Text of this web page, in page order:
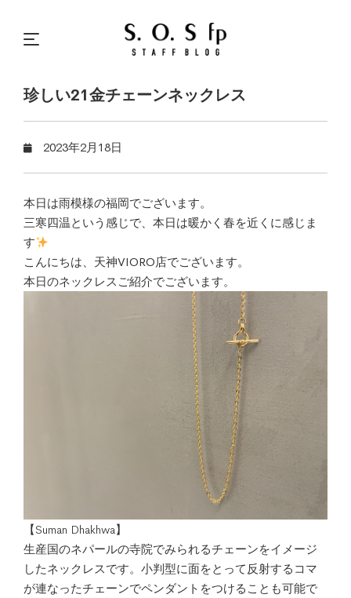
珍しい21金チェーンネックレス
2023年2月18日
本日は雨模様の福岡でございます。
三寒四温という感じで、本日は暖かく春を近くに感じま
す
こんにちは、天神VIORO店でございます。
本日のネックレスご紹介でございます。
【Suman Dhakhwa】
生産国のネパールの寺院でみられるチェーンをイメージ
したネックレスです。小判型に面をとって反射するコマ
が連なったチェーンでペンダントをつけることも可能で